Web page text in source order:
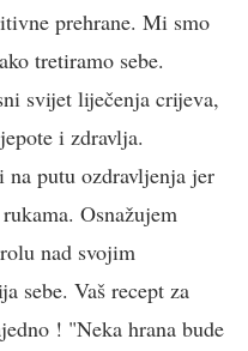
prehrane. Mi smo
tretiramo sebe.
svijet liječenja crijeva,
i zdravlja.
putu ozdravljenja jer
Osnažujem
nad svojim
sebe. Vaš recept za
! "Neka hrana bude